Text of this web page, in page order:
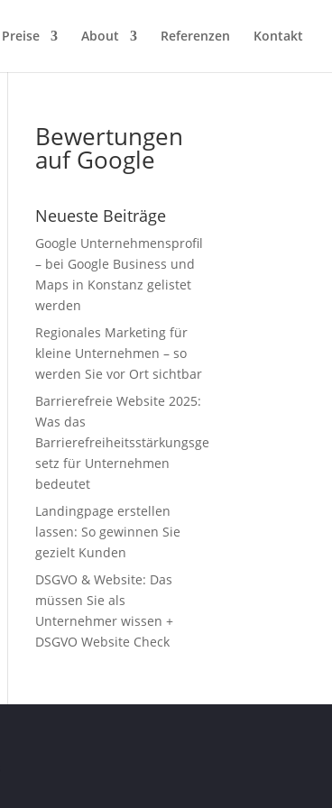
Preise About Referenzen Kontakt
Bewertungen
auf Google
Neueste Beiträge
Google Unternehmensprofil
– bei Google Business und
Maps in Konstanz gelistet
werden
Regionales Marketing für
kleine Unternehmen – so
werden Sie vor Ort sichtbar
Barrierefreie Website 2025:
Was das
Barrierefreiheitsstärkungsge
setz für Unternehmen
bedeutet
Landingpage erstellen
lassen: So gewinnen Sie
gezielt Kunden
DSGVO & Website: Das
müssen Sie als
Unternehmer wissen +
DSGVO Website Check